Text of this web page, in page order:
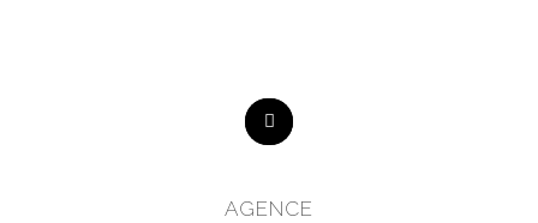
AGENCE